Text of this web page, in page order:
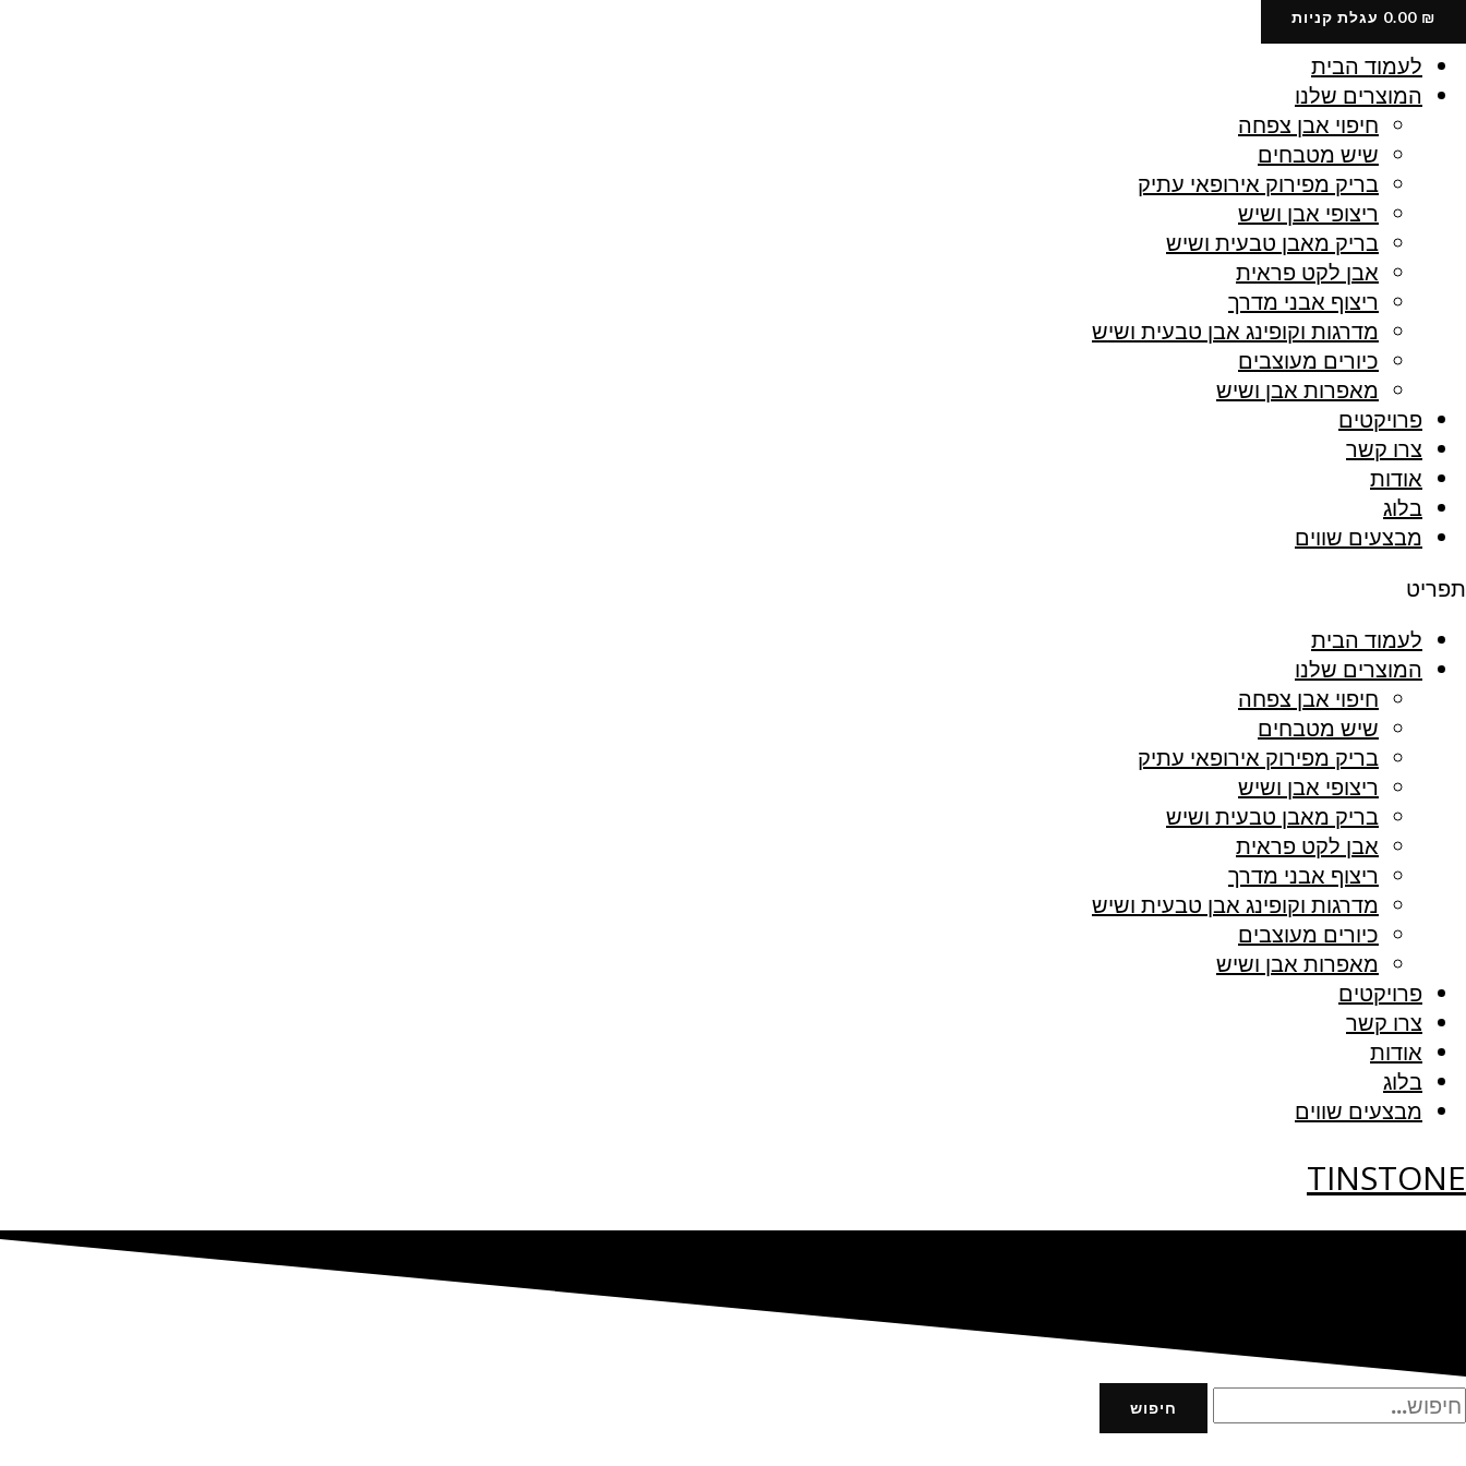
דילוג
לתוכן
0.00 ₪ עגלת קניות
לעמוד הבית
המוצרים שלנו
חיפוי אבן צפחה
שיש מטבחים
בריק מפירוק אירופאי עתיק
ריצופי אבן ושיש
בריק מאבן טבעית ושיש
אבן לקט פראית
ריצוף אבני מדרך
מדרגות וקופינג אבן טבעית ושיש
כיורים מעוצבים
מאפרות אבן ושיש
פרויקטים
צרו קשר
אודות
בלוג
מבצעים שווים
תפריט
לעמוד הבית
המוצרים שלנו
חיפוי אבן צפחה
שיש מטבחים
בריק מפירוק אירופאי עתיק
ריצופי אבן ושיש
בריק מאבן טבעית ושיש
אבן לקט פראית
ריצוף אבני מדרך
מדרגות וקופינג אבן טבעית ושיש
כיורים מעוצבים
מאפרות אבן ושיש
פרויקטים
צרו קשר
אודות
בלוג
מבצעים שווים
TINSTONE
חיפוש